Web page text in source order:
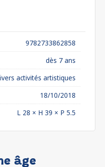
9782733862858
dès 7 ans
activités artistiques
18/10/2018
L 28 × H 39 × P 5.5
âge